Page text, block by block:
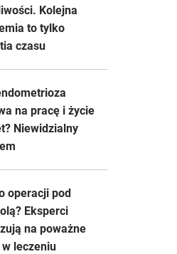
Kolejna
to tylko
czasu
na pracę i życie
Niewidzialny
operacji pod
Eksperci
na poważne
leczeniu